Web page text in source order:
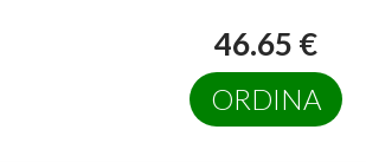
46.65 €
ORDINA